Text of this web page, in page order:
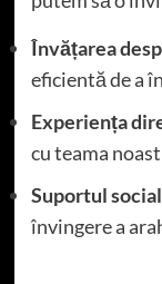
Învățarea
eficientă de a
Experiența
cu teama
Suportul social
învingere a